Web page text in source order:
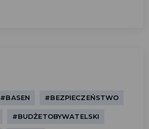
#BASEN #BEZPIECZEŃSTWO
#BUDŻETOBYWATELSKI